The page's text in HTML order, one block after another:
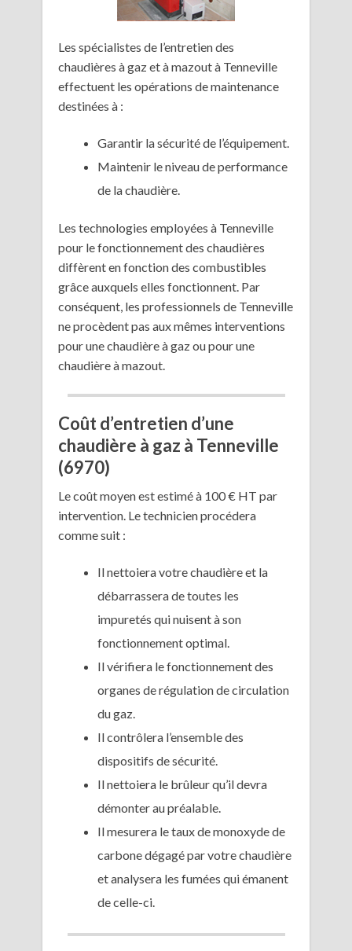
Les spécialistes de l’entretien des
chaudières à gaz et à mazout à Tenneville
effectuent les opérations de maintenance
destinées à :
Garantir la sécurité de l’équipement.
Maintenir le niveau de performance
de la chaudière.
Les technologies employées à Tenneville
pour le fonctionnement des chaudières
diffèrent en fonction des combustibles
grâce auxquels elles fonctionnent. Par
conséquent, les professionnels de Tenneville
ne procèdent pas aux mêmes interventions
pour une chaudière à gaz ou pour une
chaudière à mazout.
Coût d’entretien d’une
chaudière à gaz à Tenneville
(6970)
Le coût moyen est estimé à 100 € HT par
intervention. Le technicien procédera
comme suit :
Il nettoiera votre chaudière et la
débarrassera de toutes les
impuretés qui nuisent à son
fonctionnement optimal.
Il vérifiera le fonctionnement des
organes de régulation de circulation
du gaz.
Il contrôlera l’ensemble des
dispositifs de sécurité.
Il nettoiera le brûleur qu’il devra
démonter au préalable.
Il mesurera le taux de monoxyde de
carbone dégagé par votre chaudière
et analysera les fumées qui émanent
de celle-ci.